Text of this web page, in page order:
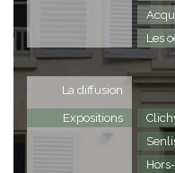
Les
La diffusion
Expositions